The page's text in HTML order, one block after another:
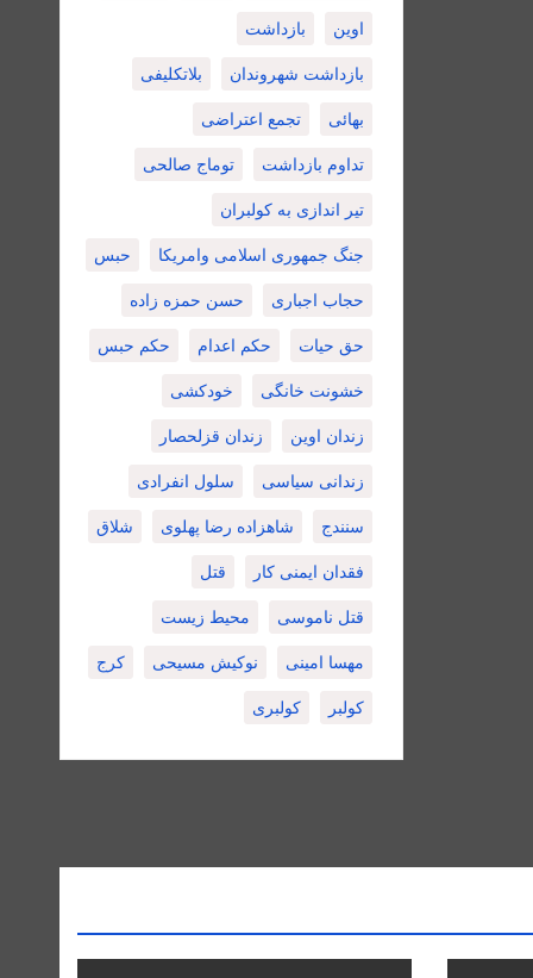
اوین بازداشت
بازداشت شهروندان بلاتکلیفی
بهائی تجمع اعتراضی
تداوم بازداشت توماج صالحی
تیر اندازی به کولبران
جنگ جمهوری اسلامی وامریکا حبس
حجاب اجباری حسن حمزه زاده
حق حیات حکم اعدام حکم حبس
خشونت خانگی خودکشی
زندان اوین زندان قزلحصار
زندانی سیاسی سلول انفرادی
سنندج شاهزاده رضا پهلوی شلاق
فقدان ایمنی کار قتل
قتل ناموسی محیط زیست
مهسا امینی نوکیش مسیحی کرج
کولبر کولبری